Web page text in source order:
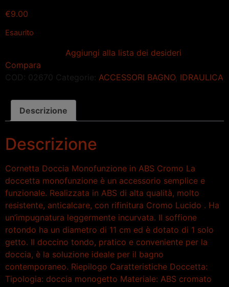
€9.00
Esaurito
Aggiungi alla lista dei desideri
Compara
COD: 02670 Categorie: ACCESSORI BAGNO IDRAULICA
Descrizione
Descrizione
Cornetta Doccia Monofunzione in ABS Cromo La
doccetta monofunzione è un accessorio semplice e
funzionale. Realizzata in ABS di alta qualità, molto
resistente, anticalcare, con rifinitura Cromo Lucido . Ha
un’impugnatura leggermente incurvata. Il soffione
rotondo ha un diametro di 11 cm ed è dotato di 1 solo
getto. Il doccino tondo, pratico e conveniente per la
doccia, è la soluzione ideale per il bagno
contemporaneo. Riepilogo Caratteristiche Doccetta:
Tipologia: doccia monogetto Materiale: ABS cromato